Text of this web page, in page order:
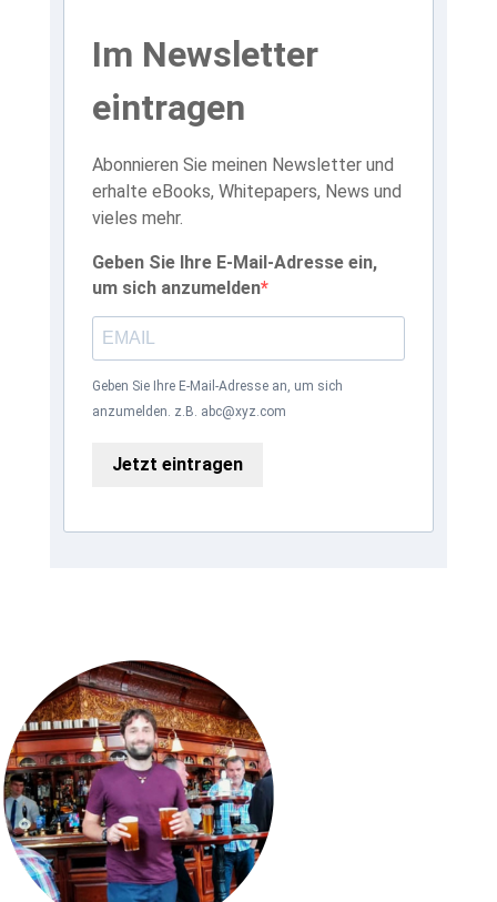
Im Newsletter
eintragen
Abonnieren Sie meinen Newsletter und
erhalte eBooks, Whitepapers, News und
vieles mehr.
Geben Sie Ihre E-Mail-Adresse ein,
um sich anzumelden
Geben Sie Ihre E-Mail-Adresse an, um sich
anzumelden. z.B. abc@xyz.com
Jetzt eintragen